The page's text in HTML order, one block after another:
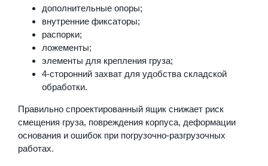
дополнительные опоры;
внутренние фиксаторы;
распорки;
ложементы;
элементы для крепления груза;
4-сторонний захват для удобства складской
обработки.
Правильно спроектированный ящик снижает риск
смещения груза, повреждения корпуса, деформации
основания и ошибок при погрузочно-разгрузочных
работах.